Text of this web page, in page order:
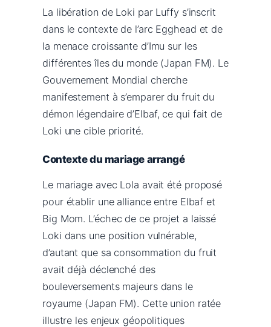
La libération de Loki par Luffy s’inscrit
dans le contexte de l’arc Egghead et de
la menace croissante d’Imu sur les
différentes îles du monde (Japan FM). Le
Gouvernement Mondial cherche
manifestement à s’emparer du fruit du
démon légendaire d’Elbaf, ce qui fait de
Loki une cible priorité.
Contexte du mariage arrangé
Le mariage avec Lola avait été proposé
pour établir une alliance entre Elbaf et
Big Mom. L’échec de ce projet a laissé
Loki dans une position vulnérable,
d’autant que sa consommation du fruit
avait déjà déclenché des
bouleversements majeurs dans le
royaume (Japan FM). Cette union ratée
illustre les enjeux géopolitiques